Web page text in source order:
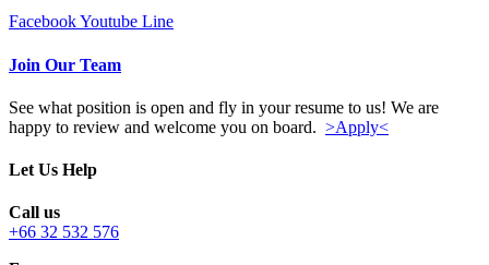
FacebookYoutube Line
Join Our Team
See what position is open and fly in your resume to us! We are
happy to review and welcome you on board. >Apply<
Let Us Help
Call us
+66 32 532 576